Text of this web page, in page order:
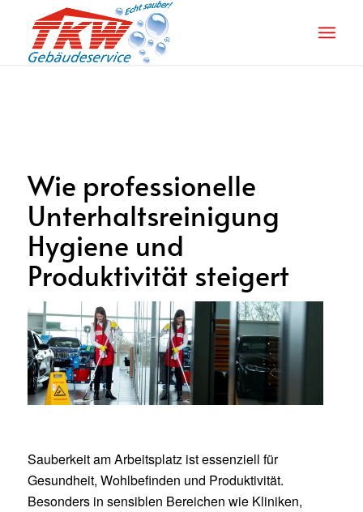
Wie professionelle
Unterhaltsreinigung
Hygiene und
Produktivität steigert
Sauberkeit am Arbeitsplatz ist essenziell für
Gesundheit, Wohlbefinden und Produktivität.
Besonders in sensiblen Bereichen wie Kliniken,